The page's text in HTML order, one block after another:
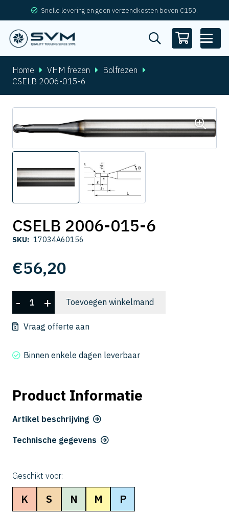
Snelle levering en geen verzendkosten boven €150.
Home VHM frezen
Bolfrezen
CSELB 2006-015-6
CSELB 2006-015-6
SKU: 17034A60156
€56,20
CSELB
2006-
015-
aantal
- + Toevoegen winkelmand
Vraag offerte aan
Binnen enkele dagen leverbaar
Product Informatie
Artikel beschrijving
Technische gegevens
Geschikt voor:
K S N M P